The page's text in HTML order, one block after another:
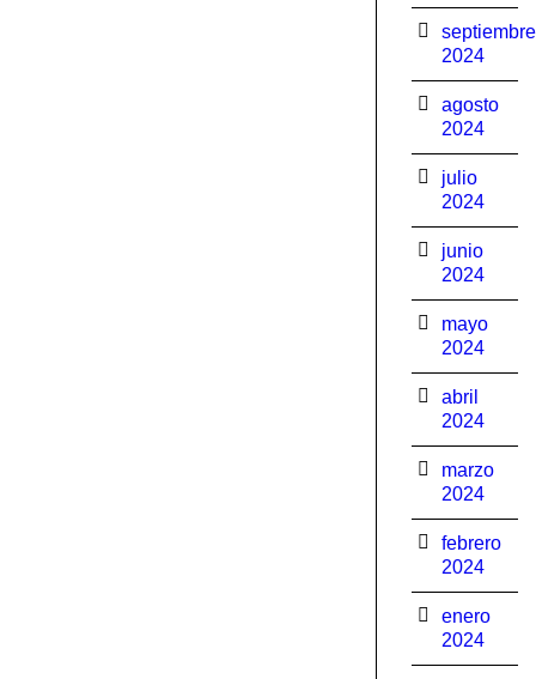
septiembre
2024
agosto
2024
julio
2024
junio
2024
mayo
2024
abril
2024
marzo
2024
febrero
2024
enero
2024